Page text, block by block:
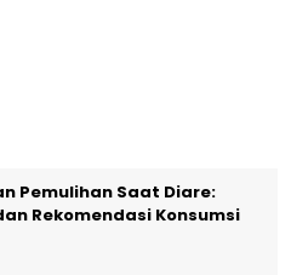
Pemulihan Saat Diare:
Rekomendasi Konsumsi